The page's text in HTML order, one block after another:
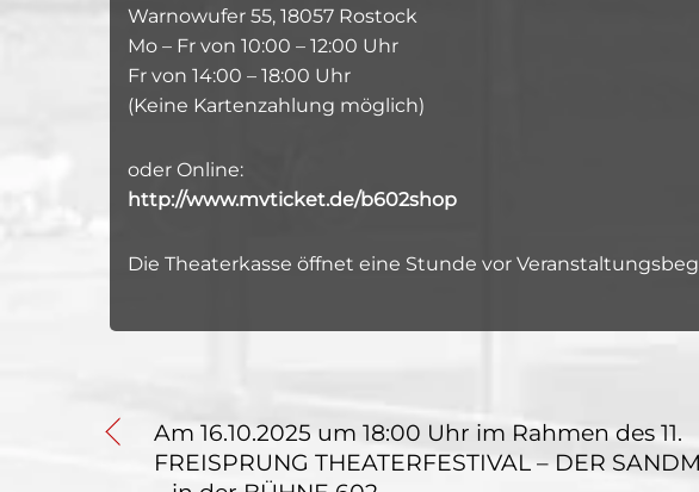
Warnowufer 55, 18057 Rostock
Mo – Fr von 10:00 – 12:00 Uhr
Fr von 14:00 – 18:00 Uhr
(Keine Kartenzahlung möglich)
oder Online:
http://www.mvticket.de/b602shop
Die Theaterkasse öffnet eine Stunde vor
Am 16.10.2025 um 18:00 Uhr im Rahmen des 11.
FREISPRUNG THEATERFESTIVAL – DER